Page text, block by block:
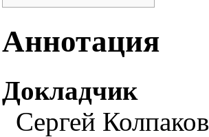
Аннотация
Докладчик
Сергей Колпаков